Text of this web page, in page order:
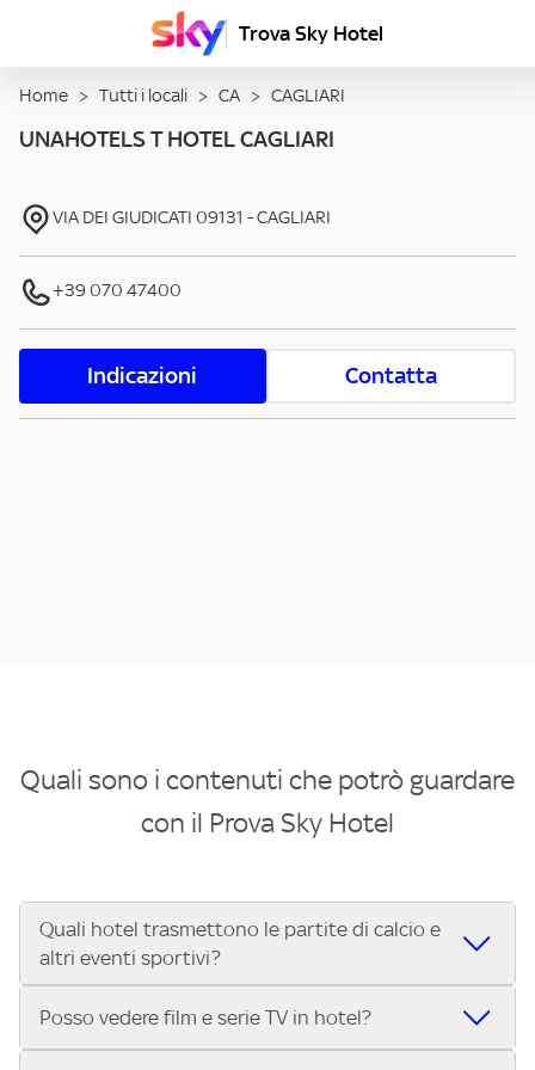
Trova Sky Hotel
Home > Tutti i locali > CA > CAGLIARI
UNAHOTELS T HOTEL CAGLIARI
VIA DEI GIUDICATI 09131 -CAGLIARI
+39 070 47400
Indicazioni Contatta
Quali sono i contenuti che potrò guardare
con il Prova Sky Hotel
Quali hotel trasmettono le partite di calcio e
altri eventi sportivi?
Se cerchi un hotel dove poter vedere le partite di Serie A,
Posso vedere film e serie TV in hotel?